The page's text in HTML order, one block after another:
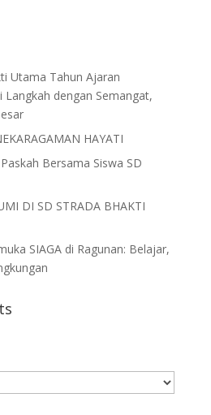
Utama Tahun Ajaran
Langkah dengan Semangat,
HAYATI
Bersama Siswa SD
DI SD STRADA BHAKTI
SIAGA di Ragunan: Belajar,